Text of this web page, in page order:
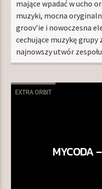
mające wpadać w ucho
muzyki, mocna
groov’ie i nowoczesna
cechujące muzykę grupy
najnowszy utwór
EXTRA ORBIT
MYCODA